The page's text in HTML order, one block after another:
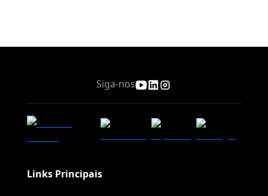
Siga-nos
Links Principais